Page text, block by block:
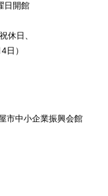
日開館
休日、
日）
市中小企業振興会館